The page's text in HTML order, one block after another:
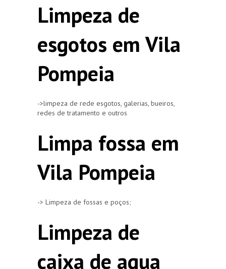
Limpeza de
esgotos em Vila
Pompeia
->limpeza de rede esgotos, galerias, bueiros,
redes de tratamento e outros
Limpa fossa em
Vila Pompeia
-> Limpeza de fossas e poços;
Limpeza de
caixa de agua